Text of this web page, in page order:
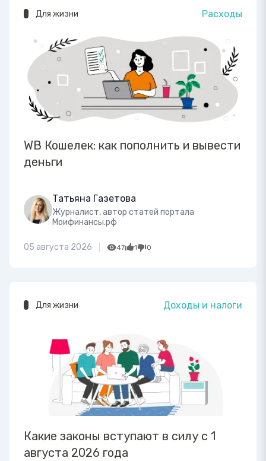
Для жизни Расходы
WB Кошелек: как пополнить и вывести
деньги
Татьяна Газетова
Журналист, автор статей портала
Моифинансы.рф
05 августа 2026 47 1 0
Для жизни Доходы и налоги
Какие законы вступают в силу с 1
августа 2026 года